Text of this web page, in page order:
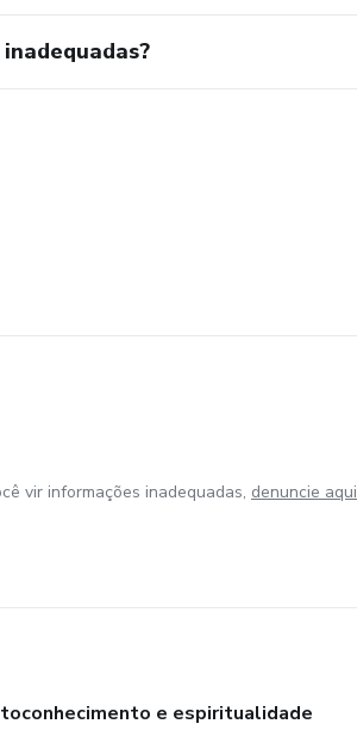
vir informações inadequadas, denuncie aqui
e espiritualidade